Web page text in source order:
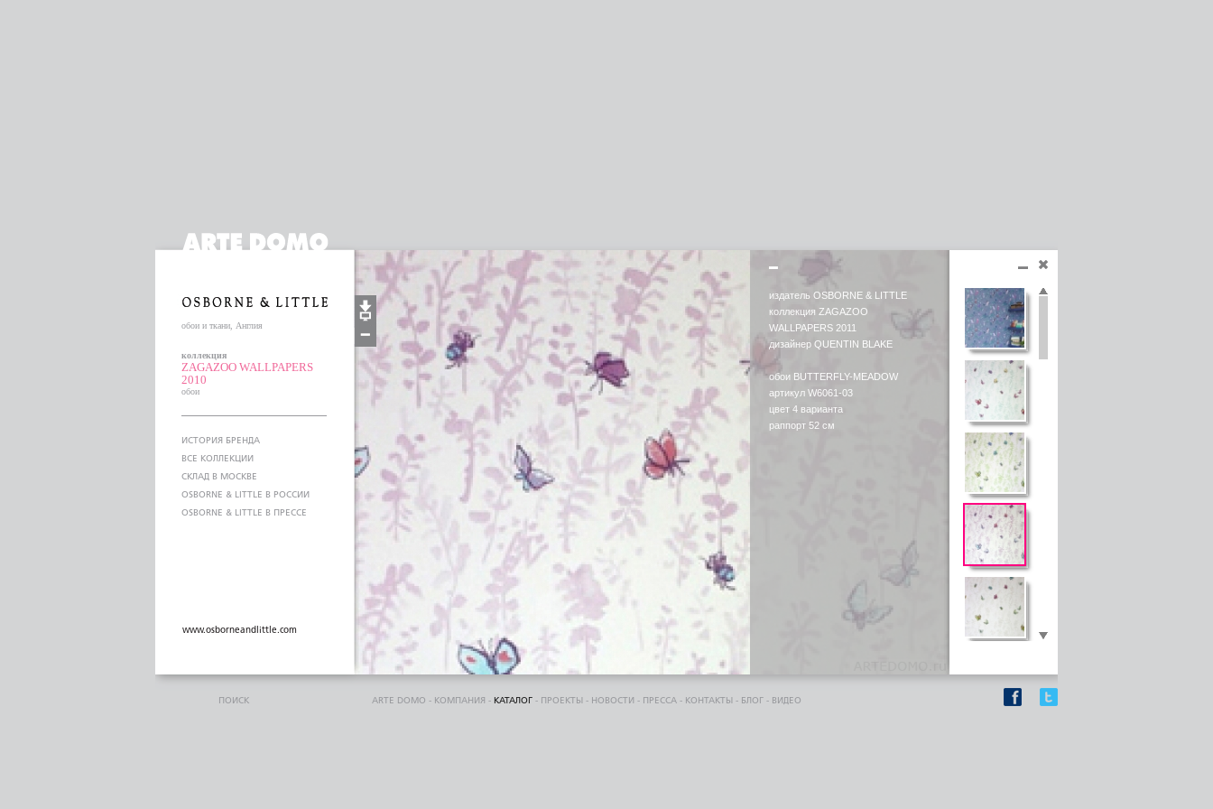
обои и ткани, Англия
коллекция
ZAGAZOO WALLPAPERS
2010
обои
ИСТОРИЯ БРЕНДА
ВСЕ КОЛЛЕКЦИИ
СКЛАД В МОСКВЕ
OSBORNE & LITTLE В РОССИИ
OSBORNE & LITTLE В ПРЕССЕ
www.osborneandlittle.com
ПОИСК
издатель OSBORNE & LITTLE
коллекция ZAGAZOO
WALLPAPERS 2011
дизайнер QUENTIN BLAKE
обои BUTTERFLY-MEADOW
артикул W6061-03
цвет 4 варианта
раппорт 52 см
ARTE DOMO - КОМПАНИЯ - КАТАЛОГ - ПРОЕКТЫ - НОВОСТИ - ПРЕССА - КОНТАКТЫ - БЛОГ - ВИДЕО